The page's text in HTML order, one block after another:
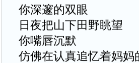
你深邃的双眼
日夜把山下田野眺望
你嘴唇沉默
仿佛在认真追忆着妈妈